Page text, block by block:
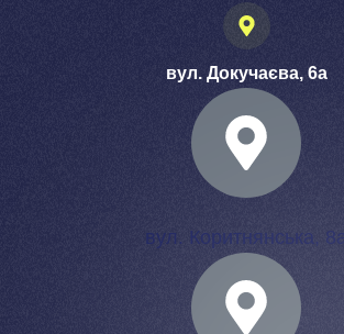
вул. Докучаєва, 6а
вул. Коритнянська, 8а